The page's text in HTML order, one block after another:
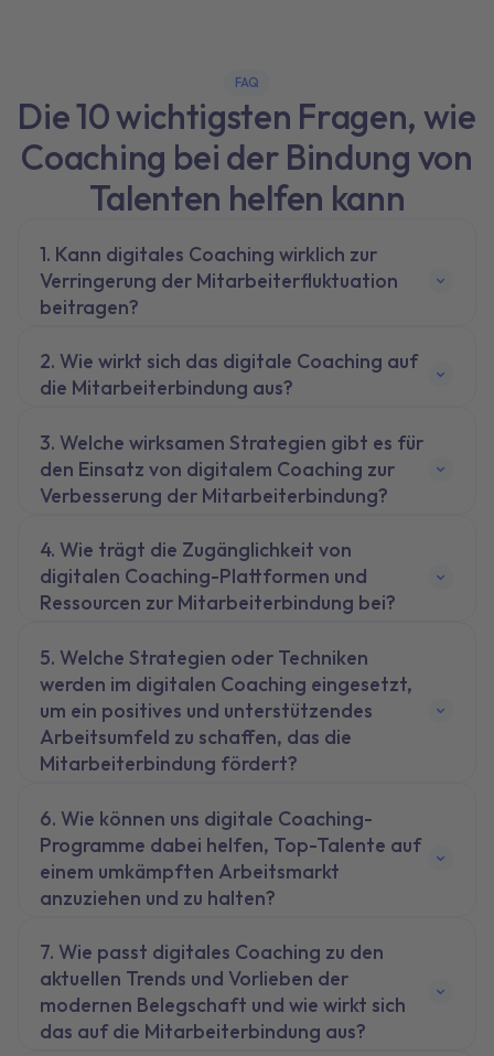
FAQ
Die 10 wichtigsten Fragen, wie
Coaching bei der Bindung von
Talenten helfen kann
Kann digitales Coaching wirklich zur
Verringerung der Mitarbeiterfluktuation
beitragen?
Wie wirkt sich das digitale Coaching auf
die Mitarbeiterbindung aus?
Welche wirksamen Strategien gibt es für
den Einsatz von digitalem Coaching zur
Verbesserung der Mitarbeiterbindung?
Wie trägt die Zugänglichkeit von
digitalen Coaching-Plattformen und
Ressourcen zur Mitarbeiterbindung bei?
Welche Strategien oder Techniken
werden im digitalen Coaching eingesetzt,
um ein positives und unterstützendes
Arbeitsumfeld zu schaffen, das die
Mitarbeiterbindung fördert?
Wie können uns digitale Coaching-
Programme dabei helfen, Top-Talente auf
einem umkämpften Arbeitsmarkt
anzuziehen und zu halten?
Wie passt digitales Coaching zu den
aktuellen Trends und Vorlieben der
modernen Belegschaft und wie wirkt sich
das auf die Mitarbeiterbindung aus?